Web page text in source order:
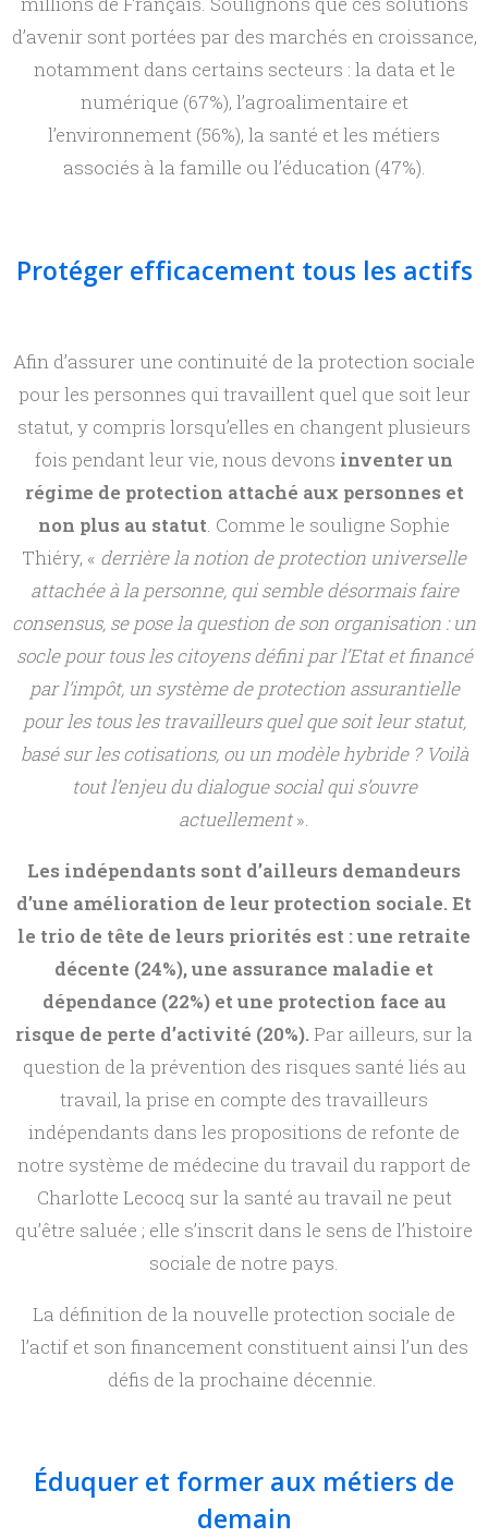
o
?
d’avenir sont portées par des marchés en croissance,
notamment dans certains secteurs : la data et le
numérique (67%), l’agroalimentaire et
l’environnement (56%), la santé et les métiers
associés à la famille ou l’éducation (47%).
Protéger efficacement tous les actifs
Afin d’assurer une continuité de la protection sociale
pour les personnes qui travaillent quel que soit leur
statut, y compris lorsqu’elles en changent plusieurs
fois pendant leur vie, nous devons inventer un
régime de protection attaché aux personnes et
non plus au statut. Comme le souligne Sophie
Thiéry, « derrière la notion de protection universelle
attachée à la personne, qui semble désormais faire
consensus, se pose la question de son organisation : un
socle pour tous les citoyens défini par l’Etat et financé
par l’impôt, un système de protection assurantielle
pour les tous les travailleurs quel que soit leur statut,
basé sur les cotisations, ou un modèle hybride ? Voilà
tout l’enjeu du dialogue social qui s’ouvre
actuellement».
Les indépendants sont d’ailleurs demandeurs
d’une amélioration de leur protection sociale. Et
le trio de tête de leurs priorités est : une retraite
décente (24%), une assurance maladie et
dépendance (22%) et une protection face au
risque de perte d’activité (20%).Par ailleurs, sur la
question de la prévention des risques santé liés au
travail, la prise en compte des travailleurs
indépendants dans les propositions de refonte de
notre système de médecine du travail du rapport de
Charlotte Lecocq sur la santé au travail ne peut
qu’être saluée ; elle s’inscrit dans le sens de l’histoire
sociale de notre pays.
La définition de la nouvelle protection sociale de
l’actif et son financement constituent ainsi l’un des
défis de la prochaine décennie.
Éduquer et former aux métiers de
demain